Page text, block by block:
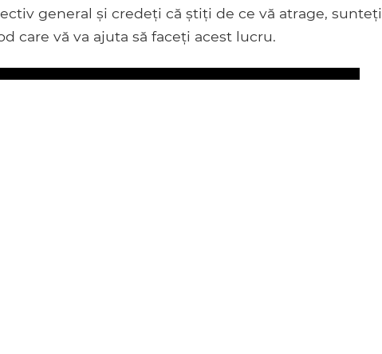
Facebook Google+Tumblr
Pocket
general și credeți că știți de ce vă atrage, sunteți
care vă va ajuta să faceți acest lucru.